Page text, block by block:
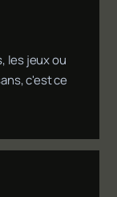
les jeux ou
c'est ce